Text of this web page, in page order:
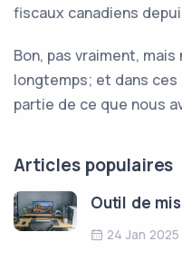
fiscaux canadiens
Bon, pas vraiment, mais
longtemps; et dans
partie de ce que nous
Articles populaires
Outil de
24 Jan 2025